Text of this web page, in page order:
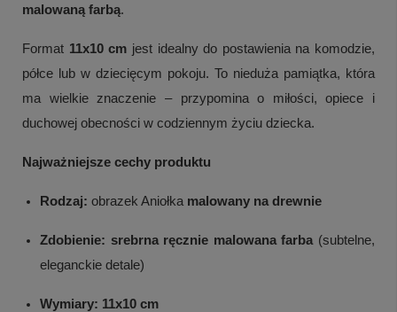
malowaną farbą.
Format 11x10 cm jest idealny do postawienia na komodzie,
półce lub w dziecięcym pokoju. To nieduża pamiątka, która
ma wielkie znaczenie – przypomina o miłości, opiece i
duchowej obecności w codziennym życiu dziecka.
Najważniejsze cechy produktu
Rodzaj: obrazek Aniołka malowany na drewnie
Zdobienie: srebrna ręcznie malowana farba (subtelne,
eleganckie detale)
Wymiary: 11x10 cm